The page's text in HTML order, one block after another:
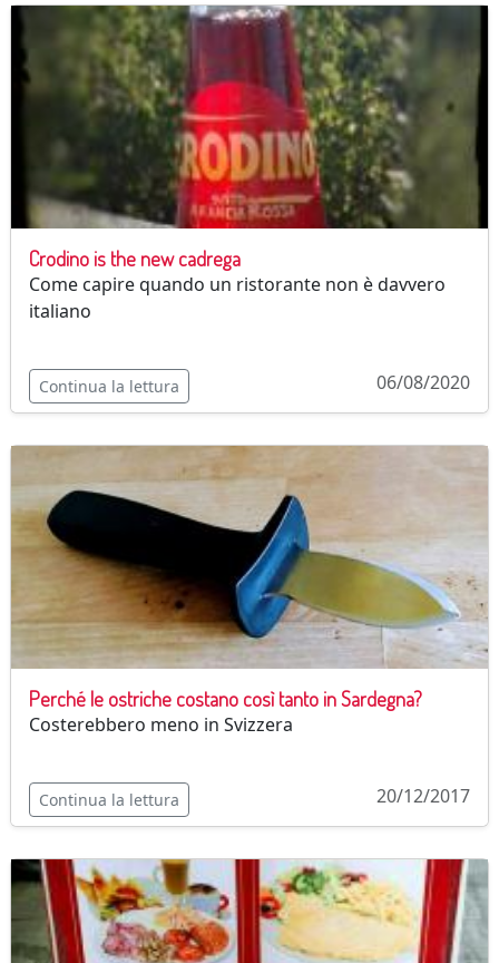
Crodino is the new cadrega
Come capire quando un ristorante non è davvero
italiano
Continua la lettura 06/08/2020
Perché le ostriche costano così tanto in Sardegna?
Costerebbero meno in Svizzera
Continua la lettura 20/12/2017